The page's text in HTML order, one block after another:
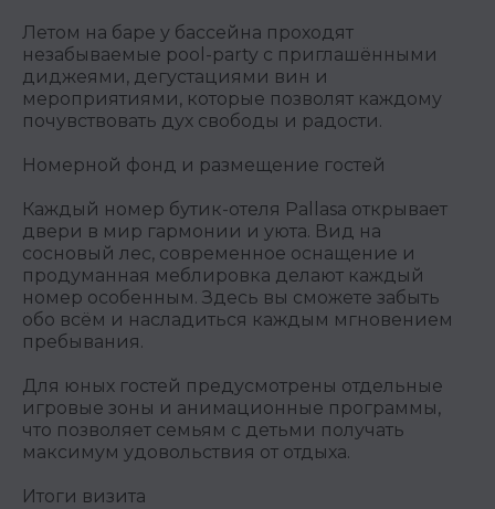
Летом на баре у бассейна проходят
незабываемые pool-party с приглашёнными
диджеями, дегустациями вин и
мероприятиями, которые позволят каждому
почувствовать дух свободы и радости.
Номерной фонд и размещение гостей
Каждый номер бутик-отеля Pallasa открывает
двери в мир гармонии и уюта. Вид на
сосновый лес, современное оснащение и
продуманная меблировка делают каждый
номер особенным. Здесь вы сможете забыть
обо всём и насладиться каждым мгновением
пребывания.
Для юных гостей предусмотрены отдельные
игровые зоны и анимационные программы,
что позволяет семьям с детьми получать
максимум удовольствия от отдыха.
Итоги визита